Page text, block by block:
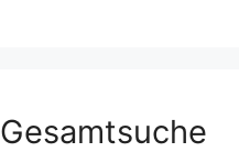
Gesamtsuche